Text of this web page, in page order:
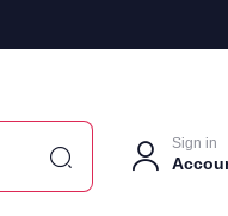
Sign in